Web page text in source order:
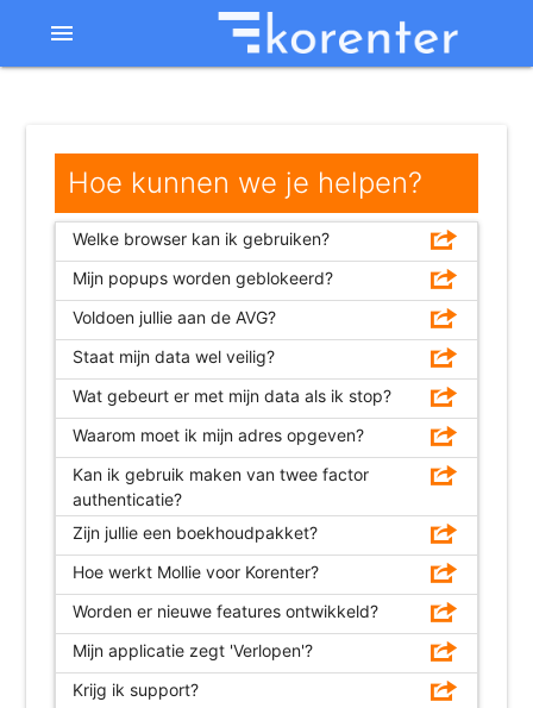
menu
Hoe kunnen we je helpen?
Welke browser kan ik gebruiken?
Mijn popups worden geblokeerd?
Voldoen jullie aan de AVG?
Staat mijn data wel veilig?
Wat gebeurt er met mijn data als ik stop?
Waarom moet ik mijn adres opgeven?
Kan ik gebruik maken van twee factor
authenticatie?
Zijn jullie een boekhoudpakket?
Hoe werkt Mollie voor Korenter?
Worden er nieuwe features ontwikkeld?
Mijn applicatie zegt 'Verlopen'?
Krijg ik support?